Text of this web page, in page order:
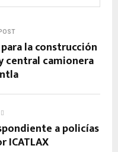
la construcción
central camionera
a policías
ICATLAX